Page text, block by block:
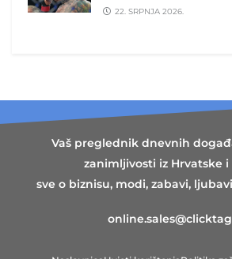
22. SRPNJA 2026.
Vaš preglednik dnevnih
zanimljivosti iz Hrvatske i
sve o biznisu, modi, zabavi,